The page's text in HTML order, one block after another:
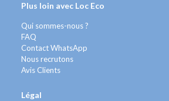
Plus loin avec Loc Eco
Qui sommes-nous ?
FAQ
Contact WhatsApp
Nous recrutons
Avis Clients
Légal